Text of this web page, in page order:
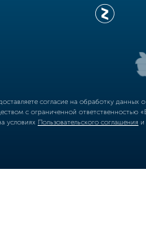
согласие на обработку
с ограниченной
условиях Пользовательского соглашения и